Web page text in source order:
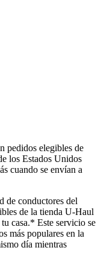
pedidos elegibles de
los Estados Unidos
cuando se envían a
de conductores del
de la tienda U-Haul
casa.* Este servicio se
más populares en la
día mientras